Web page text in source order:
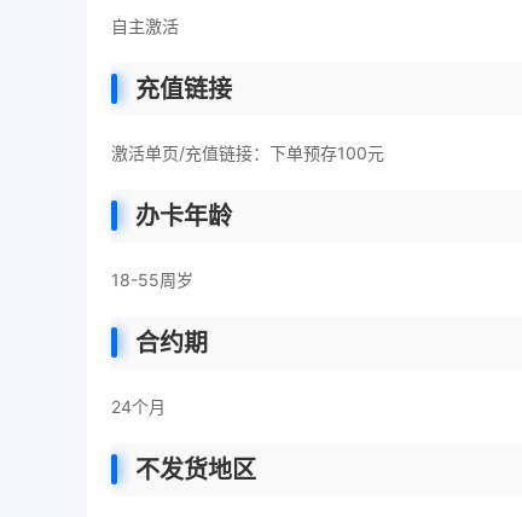
自主激活
充值链接
激活单页/充值链接：下单预存100元
办卡年龄
18-55周岁
合约期
24个月
不发货地区